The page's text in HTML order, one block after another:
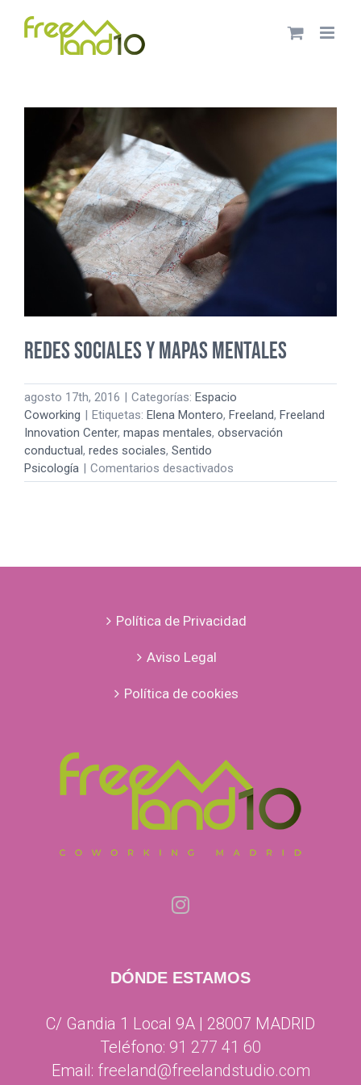
redes sociales y mapas mentales
agosto 17th, 2016 | Categorías: Espacio
Coworking | Etiquetas: Elena Montero, Freeland, Freeland
Innovation Center, mapas mentales, observación
conductual, redes sociales, Sentido
Psicología | Comentarios desactivados
redes
Política de Privacidad
Aviso Legal
Política de cookies
DÓNDE ESTAMOS
C/ Gandia 1 Local 9A | 28007 MADRID
Teléfono: 91 277 41 60
Email: freeland@freelandstudio.com